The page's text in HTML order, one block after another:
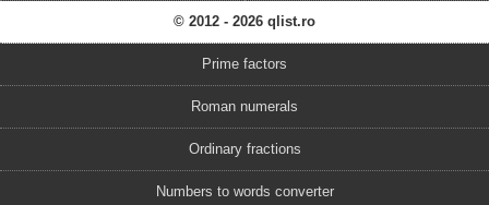
© 2012 - 2026 qlist.ro
Prime factors
Roman numerals
Ordinary fractions
Numbers to words converter